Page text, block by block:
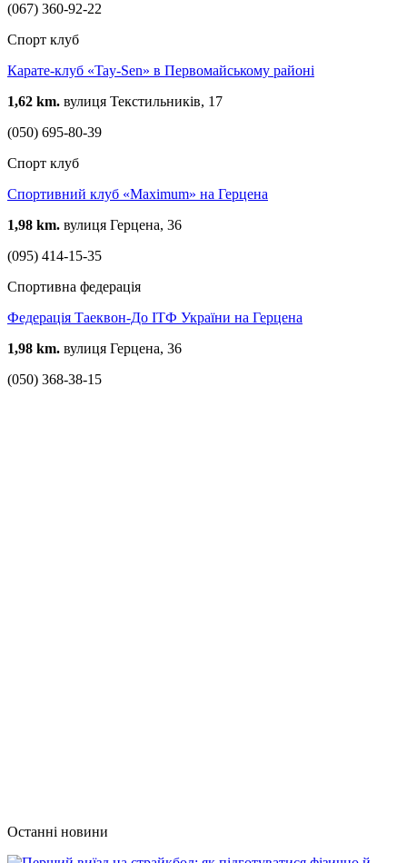
(067) 360-92-22
Спорт клуб
Карате-клуб «Tay-Sen» в Первомайському районі
1,62 km. вулиця Текстильників, 17
(050) 695-80-39
Спорт клуб
Спортивний клуб «Maximum» на Герцена
1,98 km. вулиця Герцена, 36
(095) 414-15-35
Спортивна федерація
Федерація Таеквон-До ІТФ України на Герцена
1,98 km. вулиця Герцена, 36
(050) 368-38-15
Останні новини